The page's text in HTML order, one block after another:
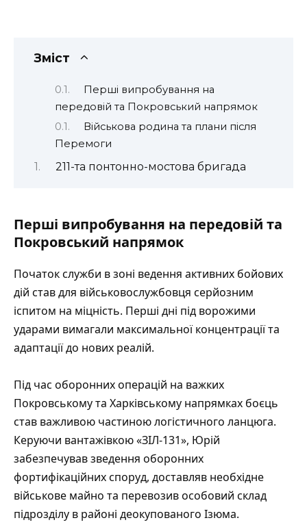
Зміст
Перші випробування на
передовій та Покровський напрямок
Військова родина та плани після
Перемоги
211-та понтонно-мостова бригада
Перші випробування на передовій та
Покровський напрямок
Початок служби в зоні ведення активних бойових
дій став для військовослужбовця серйозним
іспитом на міцність. Перші дні під ворожими
ударами вимагали максимальної концентрації та
адаптації до нових реалій.
Під час оборонних операцій на важких
Покровському та Харківському напрямках боєць
став важливою частиною логістичного ланцюга.
Керуючи вантажівкою «ЗІЛ-131», Юрій
забезпечував зведення оборонних
фортифікаційних споруд, доставляв необхідне
військове майно та перевозив особовий склад
підрозділу в районі деокупованого Ізюма.